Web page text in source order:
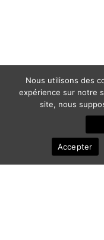
Nous utilisons des
expérience sur notre
site, nous
Accepter